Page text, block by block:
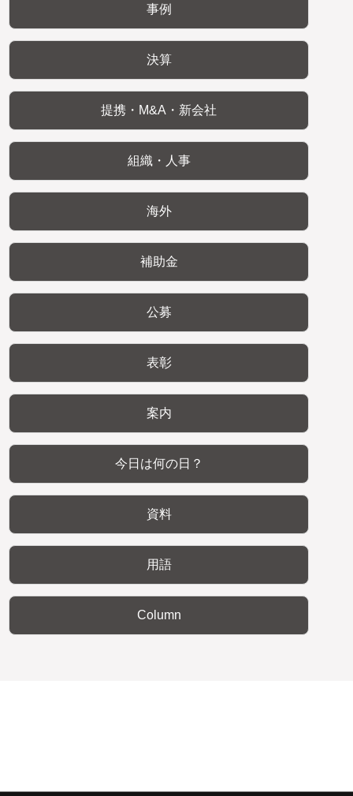
事例
決算
提携・M&A・新会社
組織・人事
海外
補助金
公募
表彰
案内
今日は何の日？
資料
用語
Column